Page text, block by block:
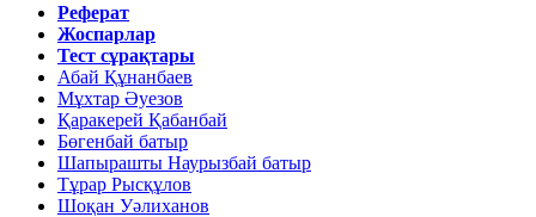
Реферат
Жоспарлар
Тест сұрақтары
Абай Құнанбаев
Мұхтар Әуезов
Қаракерей Қабанбай
Бөгенбай батыр
Шапырашты Наурызбай батыр
Тұрар Рысқұлов
Шоқан Уәлиханов